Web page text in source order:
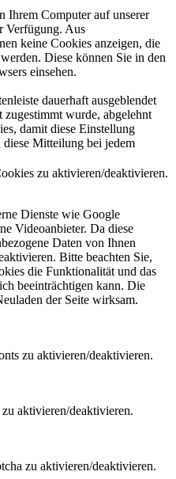
Ihrem Computer auf unserer
Verfügung. Aus
keine Cookies anzeigen, die
Diese können Sie in den
einsehen.
dauerhaft ausgeblendet
wurde, abgelehnt
damit diese Einstellung
Mitteilung bei jedem
zu aktivieren/deaktivieren.
Dienste wie Google
Videoanbieter. Da diese
Daten von Ihnen
Bitte beachten Sie,
die Funktionalität und das
beeinträchtigen kann. Die
der Seite wirksam.
zu aktivieren/deaktivieren.
aktivieren/deaktivieren.
zu aktivieren/deaktivieren.